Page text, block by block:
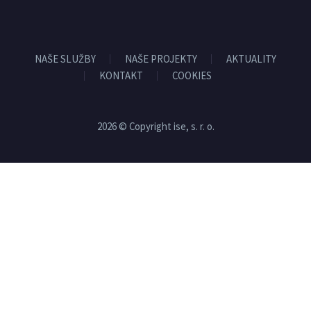
NAŠE SLUŽBY NAŠE PROJEKTY
AKTUALITY
KONTAKT
COOKIES
2026 © Copyright ise, s. r. o.